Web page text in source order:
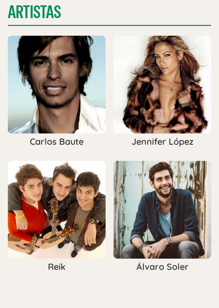
ARTISTAS
Carlos Baute Jennifer López
Reik Álvaro Soler